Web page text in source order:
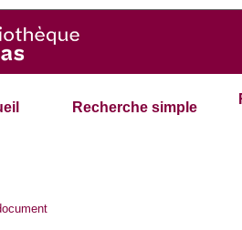
Recherche simple